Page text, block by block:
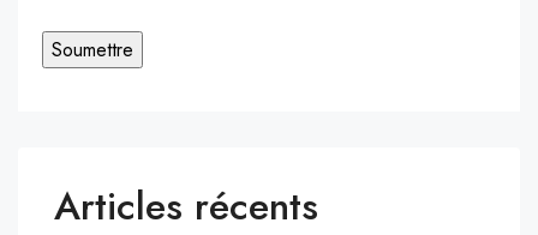
Articles récents